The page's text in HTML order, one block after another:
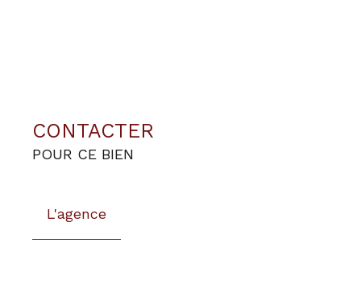
CONTACTER
POUR CE BIEN
L'agence